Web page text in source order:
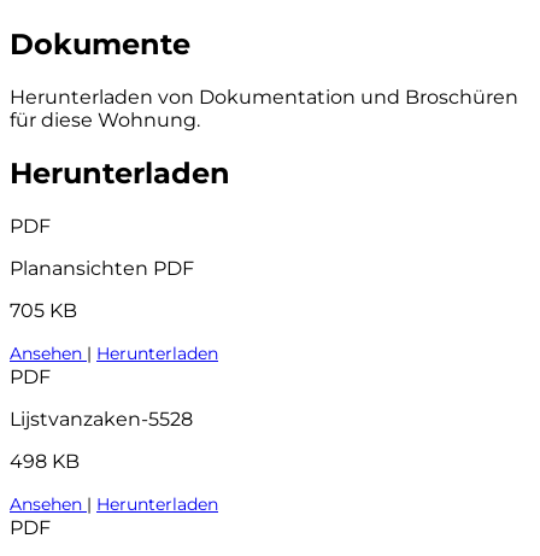
Dokumente
Herunterladen von Dokumentation und Broschüren
für diese Wohnung.
Herunterladen
PDF
Planansichten PDF
705 KB
Ansehen | Herunterladen
PDF
Lijstvanzaken-5528
498 KB
Ansehen | Herunterladen
PDF